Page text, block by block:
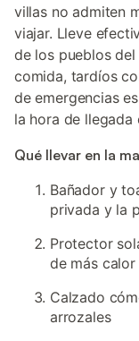
villas no admiten
viajar. Lleve
de los pueblos
comida, tardíos
de emergencias
la hora de llegada
Qué llevar en la
Bañador y
privada y la
Protector
de más calor
Calzado
arrozales